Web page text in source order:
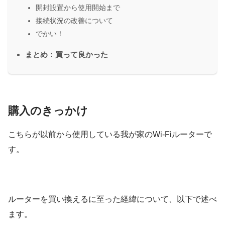
開封設置から使用開始まで
接続状況の改善について
でかい！
まとめ：買って良かった
購入のきっかけ
こちらが以前から使用している我が家のWi-Fiルーターで
す。
ルーターを買い換えるに至った経緯について、以下で述べ
ます。